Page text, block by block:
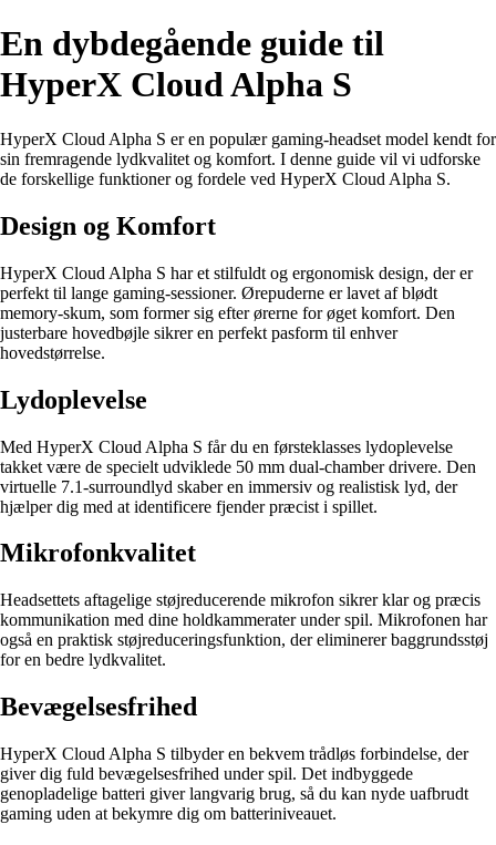
En dybdegående guide til
HyperX Cloud Alpha S
HyperX Cloud Alpha S er en populær gaming-headset model kendt for
sin fremragende lydkvalitet og komfort. I denne guide vil vi udforske
de forskellige funktioner og fordele ved HyperX Cloud Alpha S.
Design og Komfort
HyperX Cloud Alpha S har et stilfuldt og ergonomisk design, der er
perfekt til lange gaming-sessioner. Ørepuderne er lavet af blødt
memory-skum, som former sig efter ørerne for øget komfort. Den
justerbare hovedbøjle sikrer en perfekt pasform til enhver
hovedstørrelse.
Lydoplevelse
Med HyperX Cloud Alpha S får du en førsteklasses lydoplevelse
takket være de specielt udviklede 50 mm dual-chamber drivere. Den
virtuelle 7.1-surroundlyd skaber en immersiv og realistisk lyd, der
hjælper dig med at identificere fjender præcist i spillet.
Mikrofonkvalitet
Headsettets aftagelige støjreducerende mikrofon sikrer klar og præcis
kommunikation med dine holdkammerater under spil. Mikrofonen har
også en praktisk støjreduceringsfunktion, der eliminerer baggrundsstøj
for en bedre lydkvalitet.
Bevægelsesfrihed
HyperX Cloud Alpha S tilbyder en bekvem trådløs forbindelse, der
giver dig fuld bevægelsesfrihed under spil. Det indbyggede
genopladelige batteri giver langvarig brug, så du kan nyde uafbrudt
gaming uden at bekymre dig om batteriniveauet.